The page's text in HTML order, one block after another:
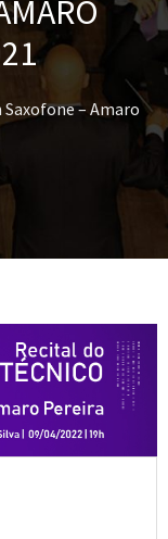
– Amaro